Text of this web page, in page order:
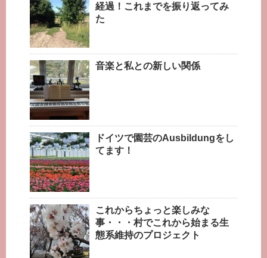
経過！これまでを振り返ってみ
た
音楽と私との新しい関係
ドイツで園芸のAusbildungをし
てます！
これからちょっと楽しみな
事・・・村でこれから始まる生
態系維持のプロジェクト